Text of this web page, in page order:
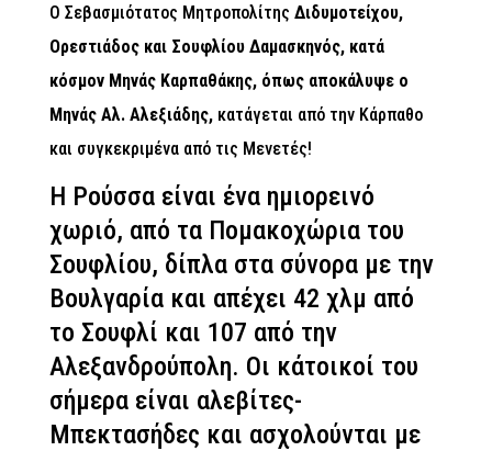
O Σεβασμιότατος Μητροπολίτης Διδυμοτείχου,
Ορεστιάδος και Σουφλίου Δαμασκηνός, κατά
κόσμον Μηνάς Καρπαθάκης, όπως αποκάλυψε ο
Μηνάς Αλ. Αλεξιάδης, κατάγεται από την Κάρπαθο
και συγκεκριμένα από τις Μενετές!
Η Ρούσσα είναι ένα ημιορεινό
χωριό, από τα Πομακοχώρια του
Σουφλίου, δίπλα στα σύνορα με την
Βουλγαρία και απέχει 42 χλμ από
το Σουφλί και 107 από την
Αλεξανδρούπολη. Οι κάτοικοί του
σήμερα είναι αλεβίτες-
Μπεκτασήδες και ασχολούνται με